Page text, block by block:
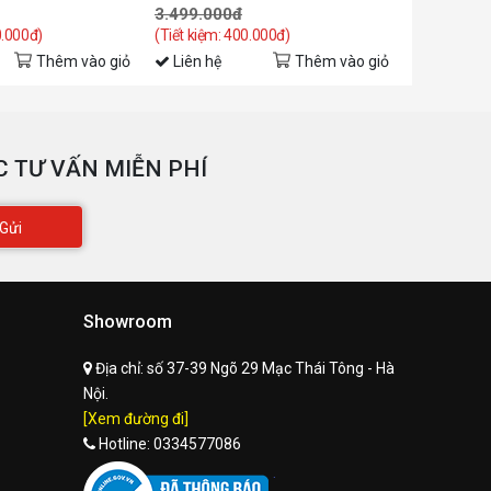
44,14 x 5,07 x 27,78 cm (Không kèm chân
Thêm vào giỏ
3.499.000đ
(Tiết kiệm: 400.000đ)
Liên hệ Thêm vào giỏ
TƯ VẤN MIỄN PHÍ
Gửi
Showroom
Địa chỉ: số 37-39 Ngõ 29 Mạc Thái Tông - Hà
Nội.
[Xem đường đi]
Hotline: 0334577086